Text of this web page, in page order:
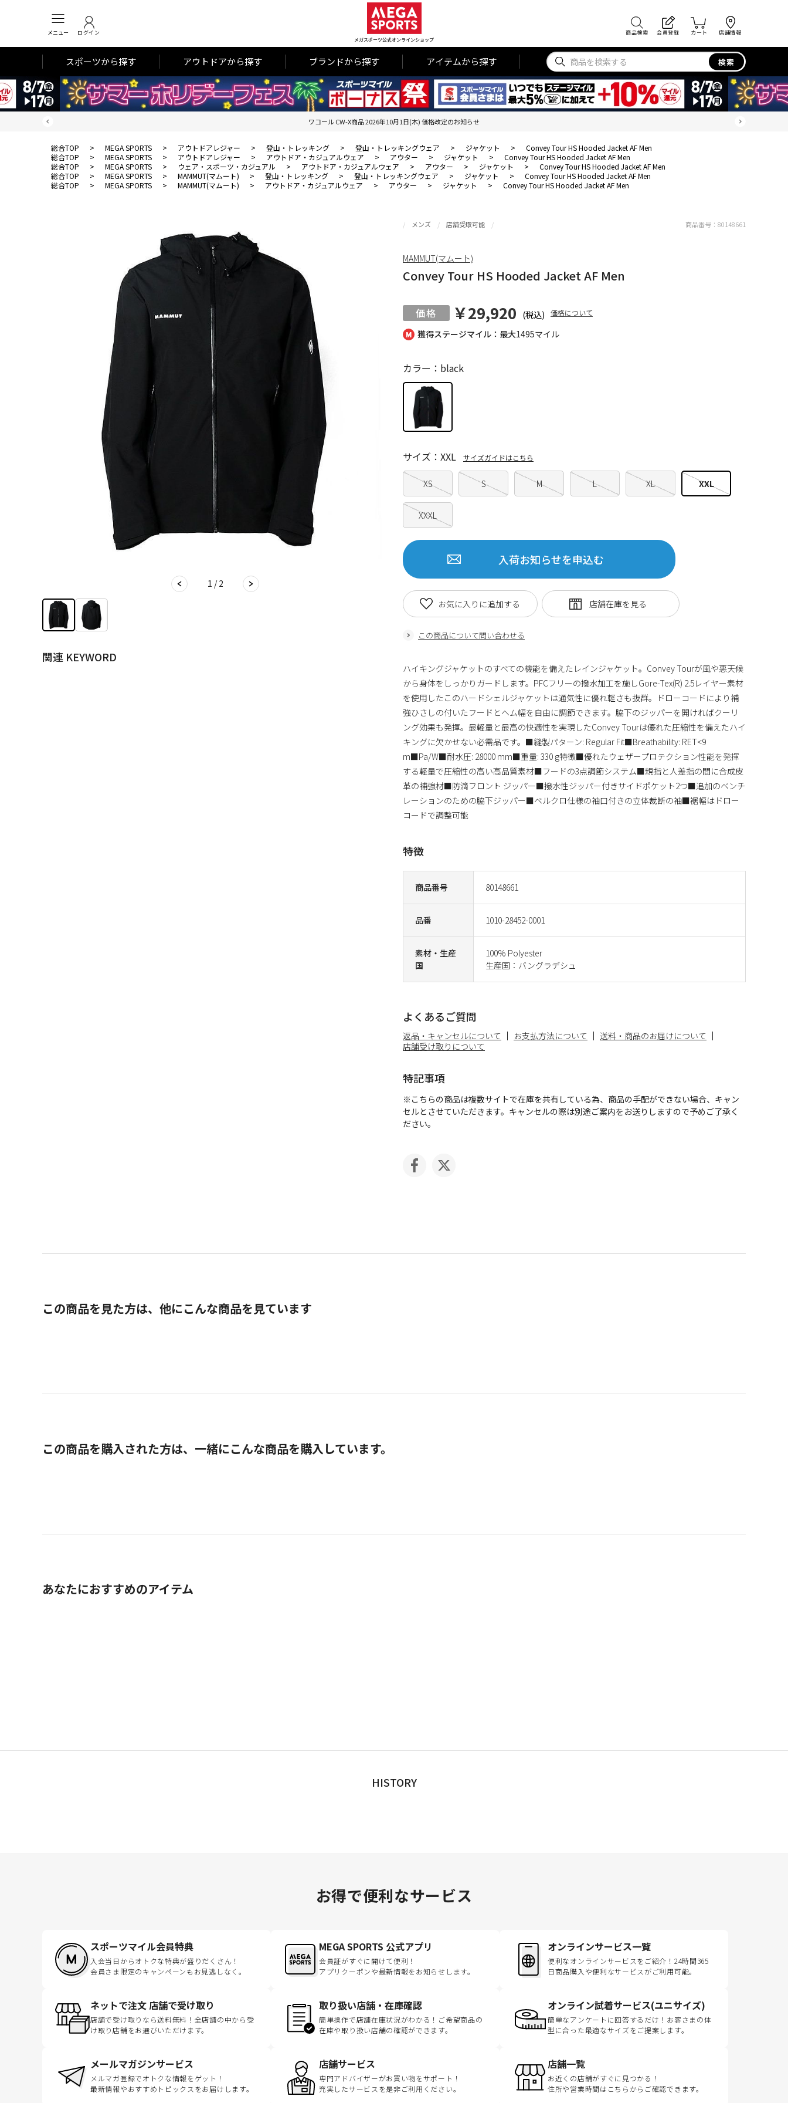
メニュー ログイン
メガスポーツ公式オンラインショップ
商品検索 会員登録 カート 店舗情報
スポーツから探す アウトドアから探す ブランドから探す アイテムから探す 検索
ワコール CW-X商品 2026年10月1日(木) 価格改定のお知らせ
総合TOP > MEGA SPORTS > アウトドアレジャー > 登山・トレッキング > 登山・トレッキングウェア > ジャケット >
Convey Tour HS Hooded Jacket AF Men
総合TOP
> MEGA SPORTS > アウトドアレジャー > アウトドア・カジュアルウェア > アウター > ジャケット >
Convey Tour HS Hooded Jacket AF Men
総合TOP
> MEGA SPORTS > ウェア・スポーツ・カジュアル > アウトドア・カジュアルウェア > アウター > ジャケット >
Convey Tour HS Hooded Jacket AF Men
総合TOP
> MEGA SPORTS > MAMMUT(マムート) > 登山・トレッキング > 登山・トレッキングウェア > ジャケット >
Convey Tour HS Hooded Jacket AF Men
総合TOP
> MEGA SPORTS > MAMMUT(マムート) > アウトドア・カジュアルウェア > アウター > ジャケット > Convey Tour HS Hooded Jacket AF Men
1 / 2
関連 KEYWORD
獲得ステージマイル：最大1495マイル
メンズ 店舗受取可能
Convey Tour HS Hooded Jacket AF Men
￥29,920 (税込) 価格について
商品番号 80148661
品番 1010-28452-0001
素材・生産
国
100% Polyester
生産国：バングラデシュ
カラー：black
XS S M L XL XXL
XXXL
サイズ：XXL サイズガイドはこちら
入荷お知らせを申込む
この商品について問い合わせる
お気に入りに追加する
商品番号： 80148661
MAMMUT(マムート)
ハイキングジャケットのすべての機能を備えたレインジャケット。Convey Tourが風や悪天候
から身体をしっかりガードします。PFCフリーの撥水加工を施しGore-Tex(R) 2.5レイヤー素材
を使用したこのハードシェルジャケットは通気性に優れ軽さも抜群。ドローコードにより補
強ひさしの付いたフードとヘム幅を自由に調節できます。脇下のジッパーを開ければクーリ
ング効果も発揮。最軽量と最高の快適性を実現したConvey Tourは優れた圧縮性を備えたハイ
キングに欠かせない必需品です。■縫製パターン: Regular Fit■Breathability: RET<9
m■Pa/W■耐水圧: 28000 mm■重量: 330 g特徴■優れたウェザープロテクション性能を発揮
する軽量で圧縮性の高い高品質素材■フードの3点調節システム■親指と人差指の間に合成皮
革の補強材■防滴フロント ジッパー■撥水性ジッパー付きサイドポケット2つ■追加のベンチ
レーションのための脇下ジッパー■ベルクロ仕様の袖口付きの立体裁断の袖■裾幅はドロー
コードで調整可能
特徴
よくあるご質問
返品・キャンセルについて お支払方法について
送料・商品のお届けについて
店舗受け取りについて
特記事項
※こちらの商品は複数サイトで在庫を共有している為、商品の手配ができない場合、キャン
セルとさせていただきます。キャンセルの際は別途ご案内をお送りしますので予めご了承く
ださい。
この商品を見た方は、他にこんな商品を見ています
この商品を購入された方は、一緒にこんな商品を購入しています。
あなたにおすすめのアイテム
HISTORY
お得で便利なサービス
スポーツマイル会員特典
入会当日からオトクな特典が盛りだくさん！
会員さま限定のキャンペーンもお見逃しなく。
MEGA SPORTS 公式アプリ
会員証がすぐに開けて便利！
アプリクーポンや最新情報をお知らせします。
オンラインサービス一覧
便利なオンラインサービスをご紹介！24時間365
日商品購入や便利なサービスがご利用可能。
ネットで注文 店舗で受け取り
店舗で受け取りなら送料無料！全店舗の中から受
け取り店舗をお選びいただけます。
取り扱い店舗・在庫確認
簡単操作で店舗在庫状況がわかる！ご希望商品の
在庫や取り扱い店舗の確認ができます。
オンライン試着サービス(ユニサイズ)
簡単なアンケートに回答するだけ！お客さまの体
型に合った最適なサイズをご提案します。
メールマガジンサービス
メルマガ登録でオトクな情報をゲット！
最新情報やおすすめトピックスをお届けします。
店舗サービス
専門アドバイザーがお買い物をサポート！
充実したサービスを是非ご利用ください。
店舗一覧
お近くの店舗がすぐに見つかる！
住所や営業時間はこちらからご確認できます。